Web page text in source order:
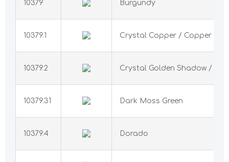
10379 Burgundy
10379.1 Crystal Copper / Copper
10379.2 Crystal Golden Shadow /
10379.31 Dark Moss Green
10379.4 Dorado